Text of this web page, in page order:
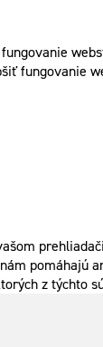
fungovanie
pomáhajú
z týchto